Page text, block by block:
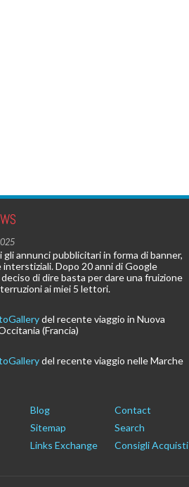
annunci pubblicitari in forma di banner,
interstiziali. Dopo 20 anni di Google
di dire basta per dare una fruizione
ai miei 5 lettori.
del recente viaggio in Nuova
(Francia)
del recente viaggio nelle Marche
Blog
Contact
Sitemap
Search
Links Exchange Consigli Acquisti